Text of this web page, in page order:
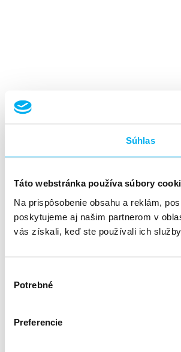
Súhlas
Táto webstránka používa súbory
Na prispôsobenie obsahu a reklám,
poskytujeme aj našim partnerom v
vás získali, keď ste používali ich služby.
súhlasu
Potrebné
Preferencie